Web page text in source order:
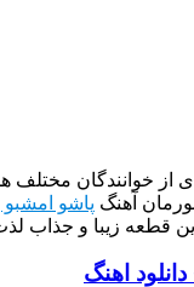
از خوانندگان
آهنگ پاشو
قطعه زیبا و جذاب
اهنگ